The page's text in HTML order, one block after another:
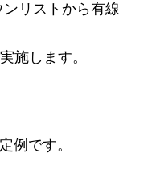
リストから有線
施します。
例です。